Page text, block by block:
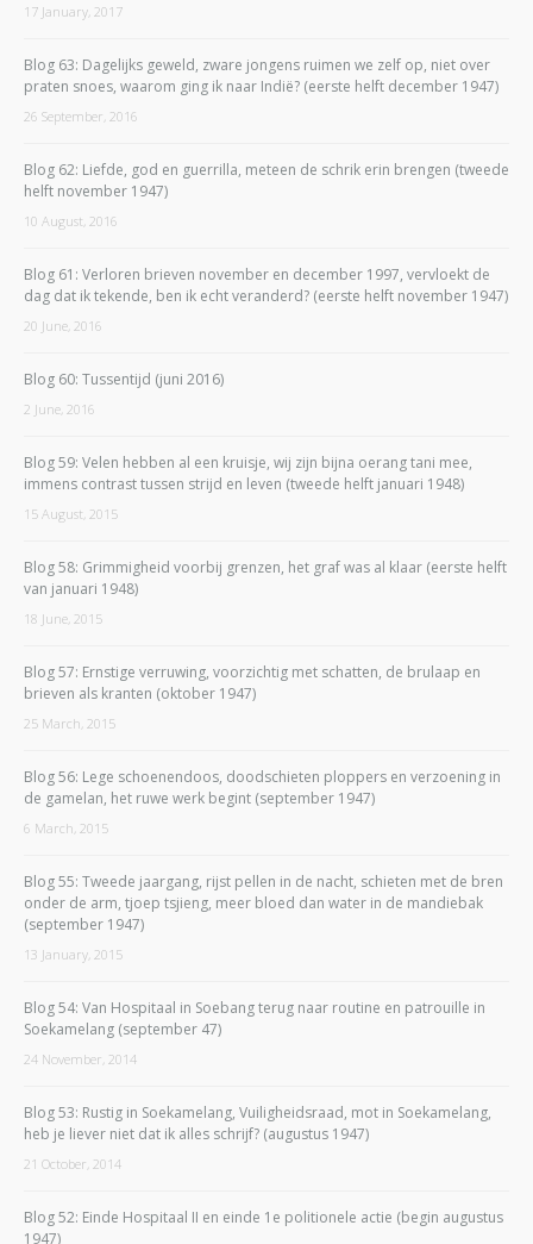
17 January, 2017
Blog 63: Dagelijks geweld, zware jongens ruimen we zelf op, niet over
praten snoes, waarom ging ik naar Indië? (eerste helft december 1947)
26 September, 2016
Blog 62: Liefde, god en guerrilla, meteen de schrik erin brengen (tweede
helft november 1947)
10 August, 2016
Blog 61: Verloren brieven november en december 1997, vervloekt de
dag dat ik tekende, ben ik echt veranderd? (eerste helft november 1947)
20 June, 2016
Blog 60: Tussentijd (juni 2016)
2 June, 2016
Blog 59: Velen hebben al een kruisje, wij zijn bijna oerang tani mee,
immens contrast tussen strijd en leven (tweede helft januari 1948)
15 August, 2015
Blog 58: Grimmigheid voorbij grenzen, het graf was al klaar (eerste helft
van januari 1948)
18 June, 2015
Blog 57: Ernstige verruwing, voorzichtig met schatten, de brulaap en
brieven als kranten (oktober 1947)
25 March, 2015
Blog 56: Lege schoenendoos, doodschieten ploppers en verzoening in
de gamelan, het ruwe werk begint (september 1947)
6 March, 2015
Blog 55: Tweede jaargang, rijst pellen in de nacht, schieten met de bren
onder de arm, tjoep tsjieng, meer bloed dan water in de mandiebak
(september 1947)
13 January, 2015
Blog 54: Van Hospitaal in Soebang terug naar routine en patrouille in
Soekamelang (september 47)
24 November, 2014
Blog 53: Rustig in Soekamelang, Vuiligheidsraad, mot in Soekamelang,
heb je liever niet dat ik alles schrijf? (augustus 1947)
21 October, 2014
Blog 52: Einde Hospitaal II en einde 1e politionele actie (begin augustus
1947)